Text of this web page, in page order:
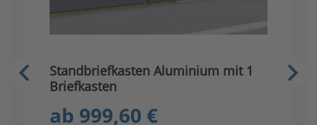
Standbriefkasten Aluminium mit 1
Briefkasten
ab 999,60 €